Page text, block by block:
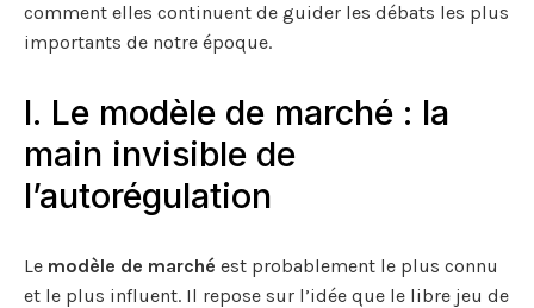
comment elles continuent de guider les débats les plus
importants de notre époque.
I. Le modèle de marché : la
main invisible de
l’autorégulation
Le modèle de marché est probablement le plus connu
et le plus influent. Il repose sur l’idée que le libre jeu de